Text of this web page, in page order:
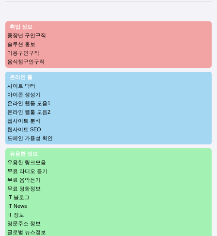
취업 정보
중장년 구인구직
솔루션 홍보
미용구인구직
음식점구인구직
온라인 툴
사이트 닥터
아이콘 생성기
온라인 웹툴 모음1
온라인 웹툴 모음2
웹사이트 분석
웹사이트 SEO
도메인 가용성 확인
유용한 정보
유용한 링크모음
무료 라디오 듣기
무료 음악듣기
무료 영화정보
IT 블로그
IT News
IT 정보
영문주소 정보
글로벌 뉴스정보